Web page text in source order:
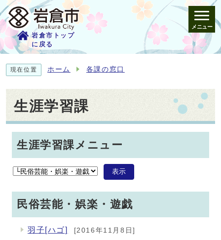
岩倉市トップ
に戻る
メニュー
現在位置 ホーム 各課の窓口
生涯学習課
生涯学習課メニュー
表示
民俗芸能・娯楽・遊戯
羽子[ハゴ] [2016年11月8日]